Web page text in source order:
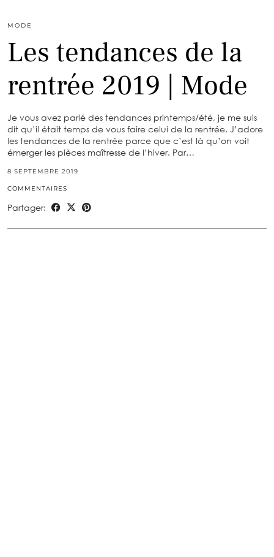
MODE
Les tendances de la
rentrée 2019 | Mode
Je vous avez parlé des tendances printemps/été, je me suis
dit qu’il était temps de vous faire celui de la rentrée. J’adore
les tendances de la rentrée parce que c’est là qu’on voit
émerger les pièces maîtresse de l’hiver. Par…
8 SEPTEMBRE 2019
COMMENTAIRES
Partager: